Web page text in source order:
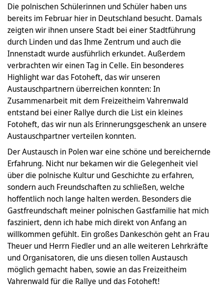
Die polnischen Schülerinnen und Schüler haben uns
bereits im Februar hier in Deutschland besucht. Damals
zeigten wir ihnen unsere Stadt bei einer Stadtführung
durch Linden und das Ihme Zentrum und auch die
Innenstadt wurde ausführlich erkundet. Außerdem
verbrachten wir einen Tag in Celle. Ein besonderes
Highlight war das Fotoheft, das wir unseren
Austauschpartnern überreichen konnten: In
Zusammenarbeit mit dem Freizeitheim Vahrenwald
entstand bei einer Rallye durch die List ein kleines
Fotoheft, das wir nun als Erinnerungsgeschenk an unsere
Austauschpartner verteilen konnten.
Der Austausch in Polen war eine schöne und bereichernde
Erfahrung. Nicht nur bekamen wir die Gelegenheit viel
über die polnische Kultur und Geschichte zu erfahren,
sondern auch Freundschaften zu schließen, welche
hoffentlich noch lange halten werden. Besonders die
Gastfreundschaft meiner polnischen Gastfamilie hat mich
fasziniert, denn ich habe mich direkt von Anfang an
willkommen gefühlt. Ein großes Dankeschön geht an Frau
Theuer und Herrn Fiedler und an alle weiteren Lehrkräfte
und Organisatoren, die uns diesen tollen Austausch
möglich gemacht haben, sowie an das Freizeitheim
Vahrenwald für die Rallye und das Fotoheft!